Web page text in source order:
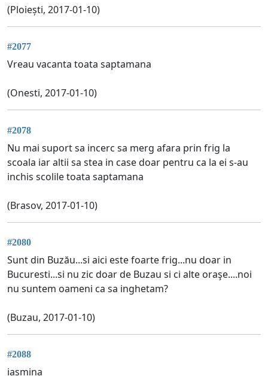
(Ploiești, 2017-01-10)
#2077
Vreau vacanta toata saptamana
(Onesti, 2017-01-10)
#2078
Nu mai suport sa incerc sa merg afara prin frig la
scoala iar altii sa stea in case doar pentru ca la ei s-au
inchis scolile toata saptamana
(Brasov, 2017-01-10)
#2080
Sunt din Buzău...si aici este foarte frig...nu doar in
Bucuresti...si nu zic doar de Buzau si ci alte oraşe....noi
nu suntem oameni ca sa inghetam?
(Buzau, 2017-01-10)
#2088
iasmina